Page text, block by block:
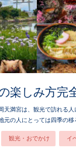
楽しみ方完
天満宮は、観光で訪れる
元の人にとっては四季の
観光・おでかけ イ